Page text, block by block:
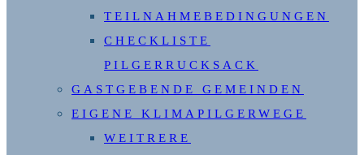
TEILNAHMEBEDINGUNGEN
CHECKLISTE
PILGERRUCKSACK
GASTGEBENDE GEMEINDEN
EIGENE KLIMAPILGERWEGE
WEITRERE